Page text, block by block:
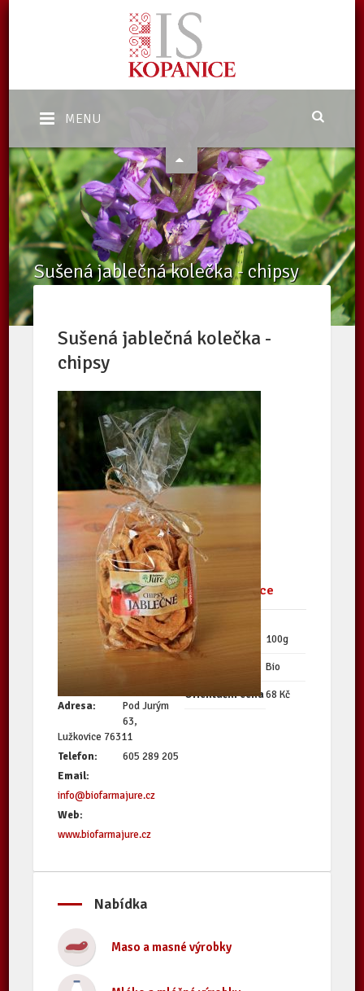
MENU
Sušená jablečná kolečka - chipsy
Sušená jablečná kolečka -
chipsy
Vynikající jablečné chipsy.
Kontaktní údaje
producenta
Biofarma Juré
Adresa:
Pod Jurým
63,
Lužkovice 76311
Telefon:
605 289 205
Email:
info@biofarmajure.cz
Web:
www.biofarmajure.cz
Další informace
Množství 100g
Bio
Orientační cena68 Kč
Nabídka
Maso a masné výrobky